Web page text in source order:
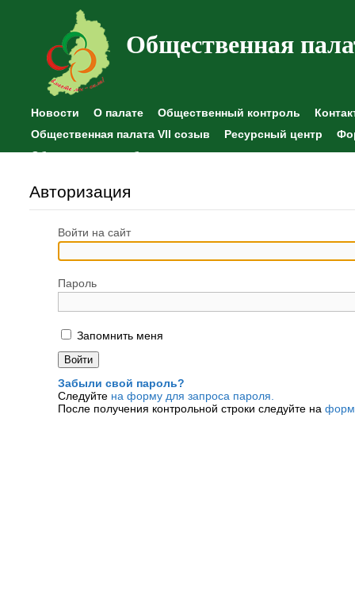
Общественная
Новости О палате Общественный контроль
Общественная палата VII созыв
Ресурсный центр
Общественные наблюдения
Авторизация
Войти на сайт
Пароль
Запомнить меня
Забыли свой пароль?
Следуйте на форму для запроса пароля.
После получения контрольной строки следуйте на